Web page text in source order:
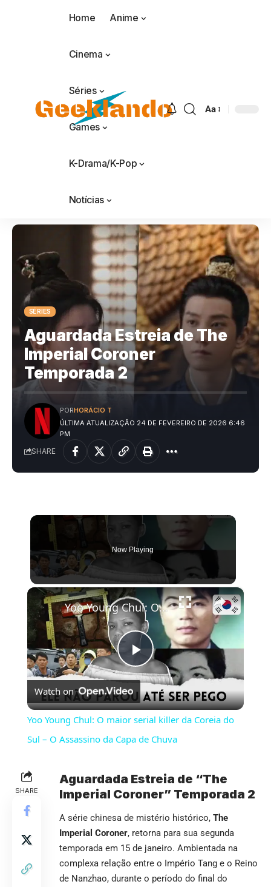
Home Anime
Cinema
Séries
Games
K-Drama/K-Pop
Notícias
Aa
SÉRIES
Aguardada Estreia de The
Imperial Coroner
Temporada 2
ÚLTIMA ATUALIZAÇÃO 24 DE FEVEREIRO DE 2026 6:46
PM
PORHORÁCIO T
SHARE
Now Playing
×
Play
Video
Yoo Young Chul: O maior serial killer da Coreia do Sul – O Assassino da Capa de Chuva
Watch on
Yoo Young Chul: O maior serial killer da Coreia do
Sul – O Assassino da Capa de Chuva
SHARE
Aguardada Estreia de “The
Imperial Coroner” Temporada 2
A série chinesa de mistério histórico, The
Imperial Coroner, retorna para sua segunda
temporada em 15 de janeiro. Ambientada na
complexa relação entre o Império Tang e o Reino
de Nanzhao, durante o período do final do